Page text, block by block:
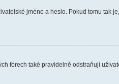
jméno a heslo. Pokud tomu tak
fórech také pravidelně odstraňují